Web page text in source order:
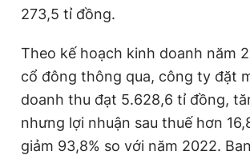
273,5 tỉ đồng.
Theo kế hoạch kinh doanh năm
cổ đông thông qua, công ty đặt
doanh thu đạt 5.628,6 tỉ đồng,
nhưng lợi nhuận sau thuế hơn
giảm 93,8% so với năm 2022.